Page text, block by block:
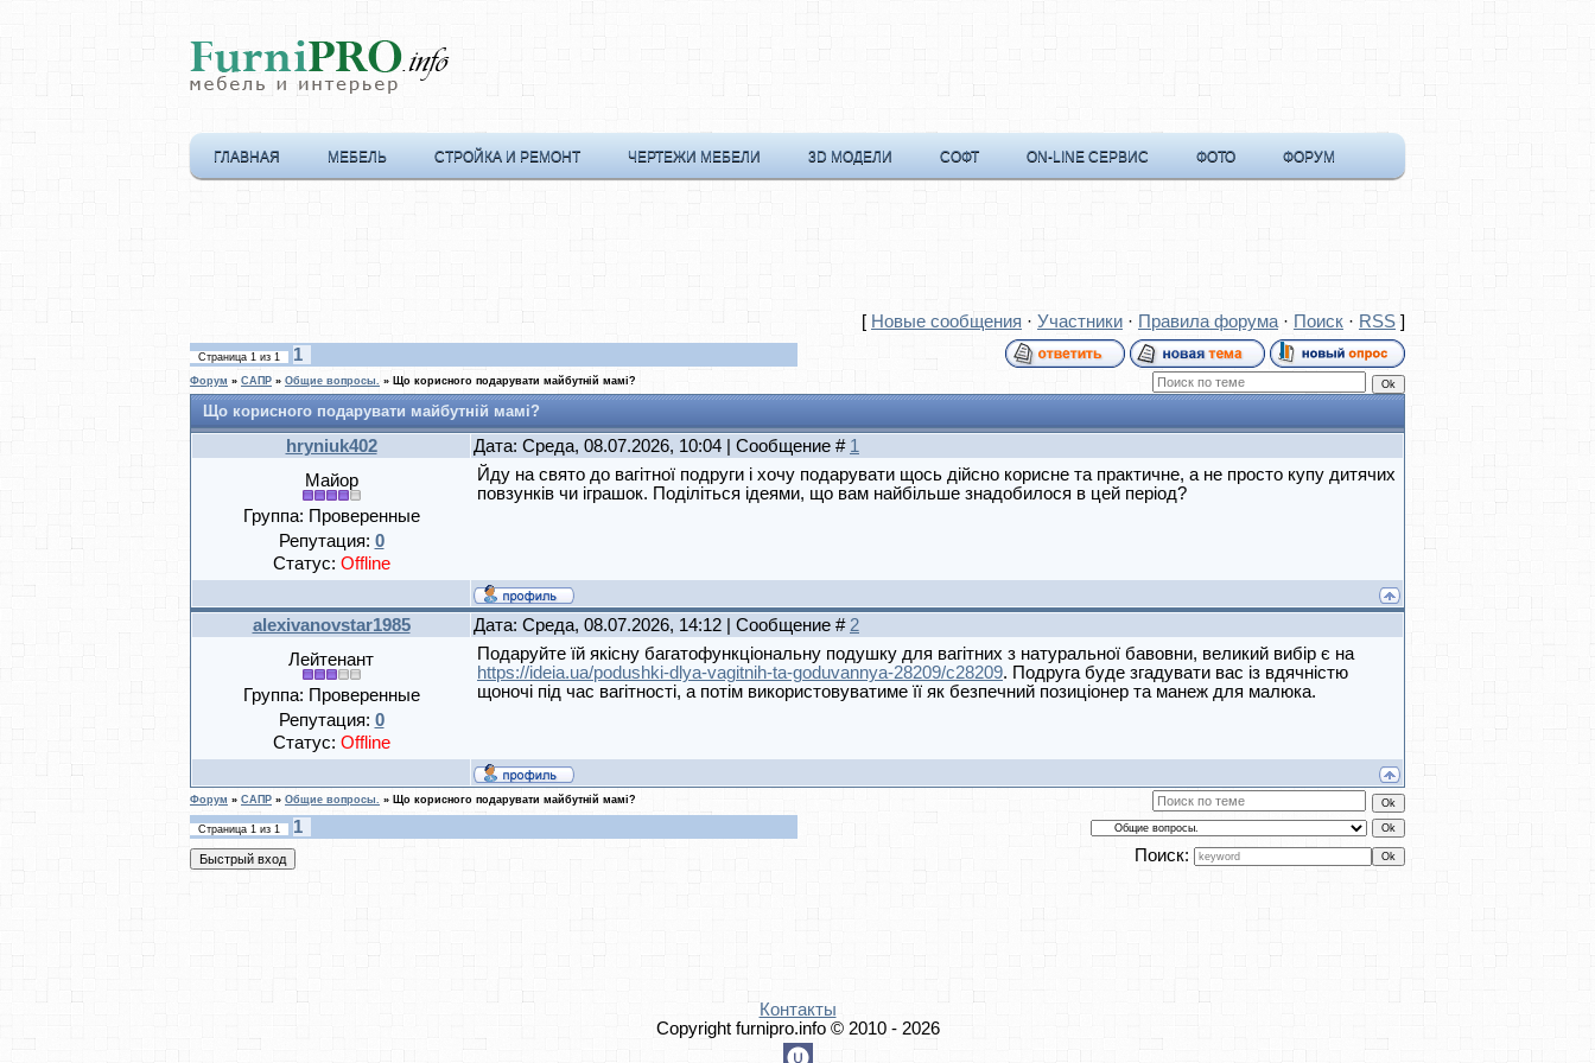
ГЛАВНАЯ МЕБЕЛЬ СТРОЙКА И РЕМОНТ ЧЕРТЕЖИ МЕБЕЛИ 3D МОДЕЛИ СОФТ ON-LINE СЕРВИС ФОТО ФОРУМ
[ Новые сообщения · Участники · Правила форума · Поиск · RSS]
Страница 1 из 1 1
Форум » САПР » Общие вопросы. » Що корисного подарувати майбутній мамі?
Що корисного подарувати майбутній мамі?
hryniuk402 Дата: Среда, 08.07.2026, 10:04 | Сообщение # 1
Майор
Группа: Проверенные
Репутация: 0
Статус: Offline
Йду на свято до вагітної подруги і хочу подарувати щось дійсно корисне та практичне, а не просто купу дитячих
повзунків чи іграшок. Поділіться ідеями, що вам найбільше знадобилося в цей період?
alexivanovstar1985 Дата: Среда, 08.07.2026, 14:12 | Сообщение # 2
Лейтенант
Группа: Проверенные
Репутация: 0
Статус: Offline
Подаруйте їй якісну багатофункціональну подушку для вагітних з натуральної бавовни, великий вибір є на
https://ideia.ua/podushki-dlya-vagitnih-ta-goduvannya-28209/c28209. Подруга буде згадувати вас із вдячністю
щоночі під час вагітності, а потім використовуватиме її як безпечний позиціонер та манеж для малюка.
Форум » САПР » Общие вопросы. » Що корисного подарувати майбутній мамі?
Страница 1 из 1
1
Поиск:
Контакты
Copyright furnipro.info © 2010 - 2026